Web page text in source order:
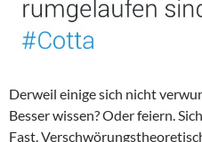
Derweil einige sich nicht
Besser wissen? Oder feiern.
Fast.